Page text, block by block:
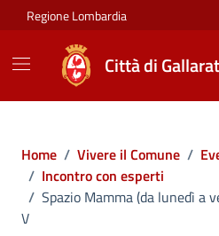
Vai ai contenuti
Vai al footer
Regione Lombardia
Città di
Home / Vivere il Comune /
/ Incontro con esperti
/ Spazio Mamma (da lunedì a
V